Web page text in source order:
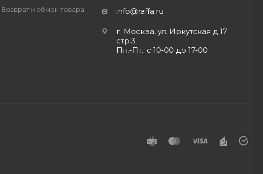
Возврат и обмен товара
info@raffa.ru
г. Москва, ул. Иркутская д.17
стр.3
Пн.-Пт.: с 10-00 до 17-00